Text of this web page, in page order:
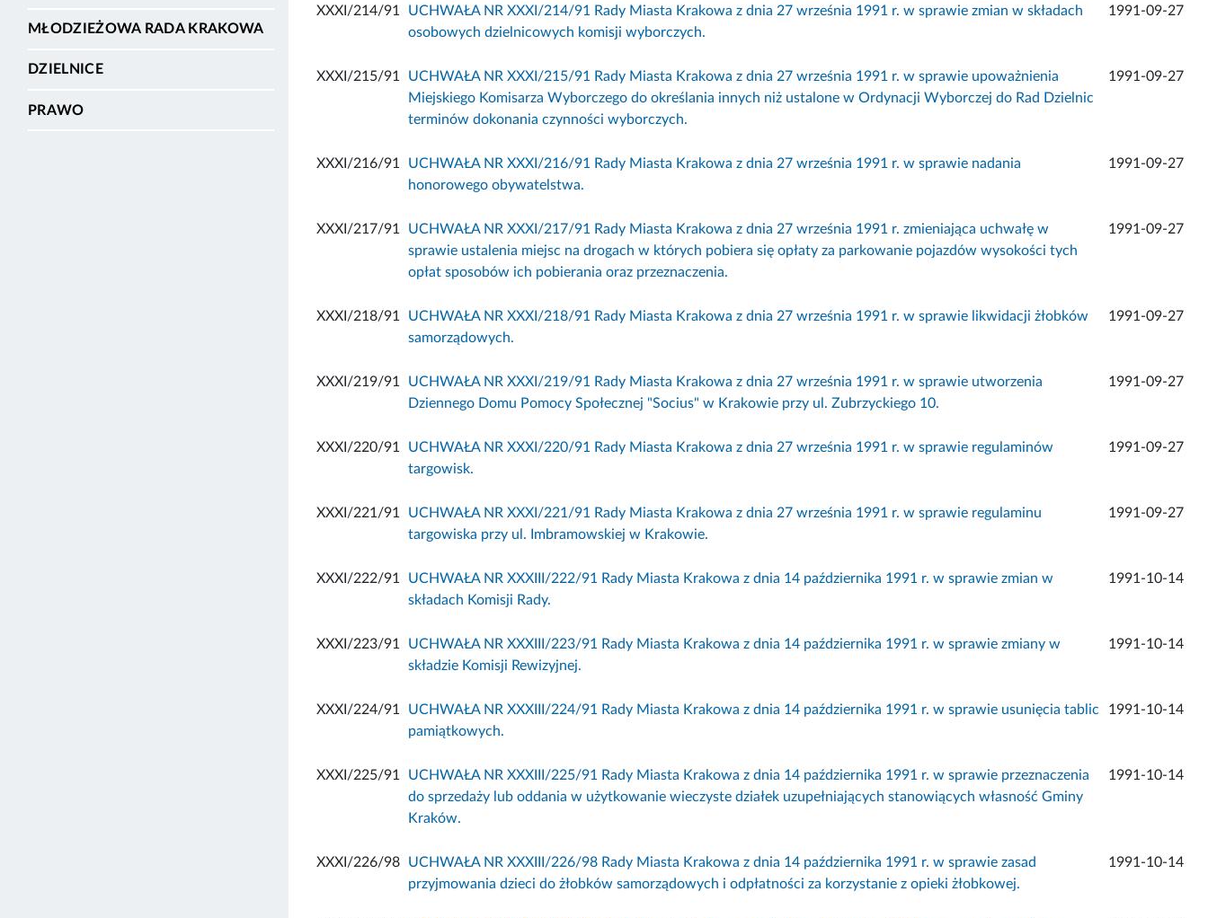
MŁODZIEŻOWA RADA KRAKOWA
DZIELNICE
PRAWO
XXXI/214/91
UCHWAŁA NR XXXI/214/91 Rady Miasta Krakowa z dnia 27 września 1991 r. w sprawie zmian w składach
osobowych dzielnicowych komisji wyborczych.
1991-09-27
XXXI/215/91
UCHWAŁA NR XXXI/215/91 Rady Miasta Krakowa z dnia 27 września 1991 r. w sprawie upoważnienia
Miejskiego Komisarza Wyborczego do określania innych niż ustalone w Ordynacji Wyborczej do Rad Dzielnic
terminów dokonania czynności wyborczych.
1991-09-27
XXXI/216/91
UCHWAŁA NR XXXI/216/91 Rady Miasta Krakowa z dnia 27 września 1991 r. w sprawie nadania
honorowego obywatelstwa.
1991-09-27
XXXI/217/91
UCHWAŁA NR XXXI/217/91 Rady Miasta Krakowa z dnia 27 września 1991 r. zmieniająca uchwałę w
sprawie ustalenia miejsc na drogach w których pobiera się opłaty za parkowanie pojazdów wysokości tych
opłat sposobów ich pobierania oraz przeznaczenia.
1991-09-27
XXXI/218/91
UCHWAŁA NR XXXI/218/91 Rady Miasta Krakowa z dnia 27 września 1991 r. w sprawie likwidacji żłobków
samorządowych.
1991-09-27
XXXI/219/91
UCHWAŁA NR XXXI/219/91 Rady Miasta Krakowa z dnia 27 września 1991 r. w sprawie utworzenia
Dziennego Domu Pomocy Społecznej "Socius" w Krakowie przy ul. Zubrzyckiego 10.
1991-09-27
XXXI/220/91
UCHWAŁA NR XXXI/220/91 Rady Miasta Krakowa z dnia 27 września 1991 r. w sprawie regulaminów
targowisk.
1991-09-27
XXXI/221/91
UCHWAŁA NR XXXI/221/91 Rady Miasta Krakowa z dnia 27 września 1991 r. w sprawie regulaminu
targowiska przy ul. Imbramowskiej w Krakowie.
1991-09-27
XXXI/222/91
UCHWAŁA NR XXXIII/222/91 Rady Miasta Krakowa z dnia 14 października 1991 r. w sprawie zmian w
składach Komisji Rady.
1991-10-14
XXXI/223/91
UCHWAŁA NR XXXIII/223/91 Rady Miasta Krakowa z dnia 14 października 1991 r. w sprawie zmiany w
składzie Komisji Rewizyjnej.
1991-10-14
XXXI/224/91
UCHWAŁA NR XXXIII/224/91 Rady Miasta Krakowa z dnia 14 października 1991 r. w sprawie usunięcia tablic
pamiątkowych.
1991-10-14
XXXI/225/91
UCHWAŁA NR XXXIII/225/91 Rady Miasta Krakowa z dnia 14 października 1991 r. w sprawie przeznaczenia
do sprzedaży lub oddania w użytkowanie wieczyste działek uzupełniających stanowiących własność Gminy
Kraków.
1991-10-14
XXXI/226/98
UCHWAŁA NR XXXIII/226/98 Rady Miasta Krakowa z dnia 14 października 1991 r. w sprawie zasad
przyjmowania dzieci do żłobków samorządowych i odpłatności za korzystanie z opieki żłobkowej.
1991-10-14